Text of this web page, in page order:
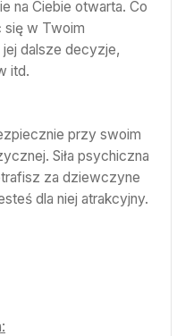
na Ciebie otwarta. Co
się w Twoim
dalsze decyzje,
itd.
przy swoim
Siła psychiczna
za dziewczyne
dla niej atrakcyjny.